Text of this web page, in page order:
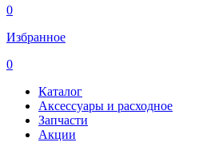
0
Избранное
0
Каталог
Аксессуары и расходное
Запчасти
Акции